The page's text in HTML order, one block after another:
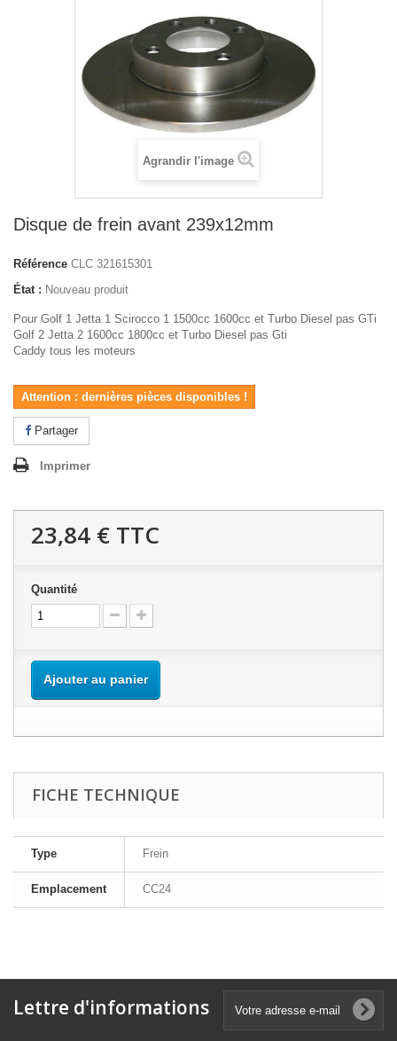
Agrandir l'image
Disque de frein avant 239x12mm
Référence CLC 321615301
État : Nouveau produit
Pour Golf 1 Jetta 1 Scirocco 1 1500cc 1600cc et Turbo Diesel pas GTi
Golf 2 Jetta 2 1600cc 1800cc et Turbo Diesel pas Gti
Caddy tous les moteurs
Attention : dernières pièces disponibles !
Partager
Imprimer
23,84 € TTC
Quantité
Ajouter au panier
FICHE TECHNIQUE
Type Frein
Emplacement CC24
Lettre d'informations